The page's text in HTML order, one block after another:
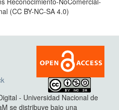
(CC BY-NC-SA 4.0)
- Universidad Nacional de
se distribuye bajo una